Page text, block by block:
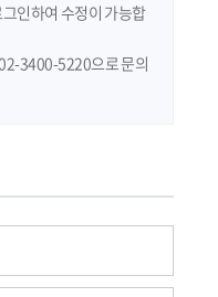
인하여 수정이 가능합
3400-5220으로 문의